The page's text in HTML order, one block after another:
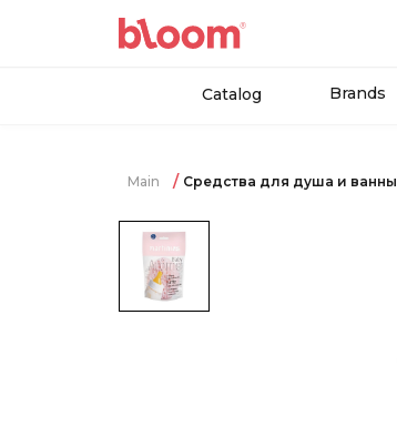
Catalog Brands
Main Средства для душа и ванны